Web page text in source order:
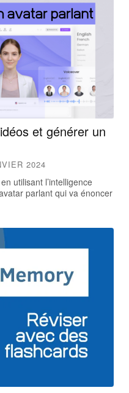
et générer un
2024
utilisant l’intelligence
parlant qui va énoncer